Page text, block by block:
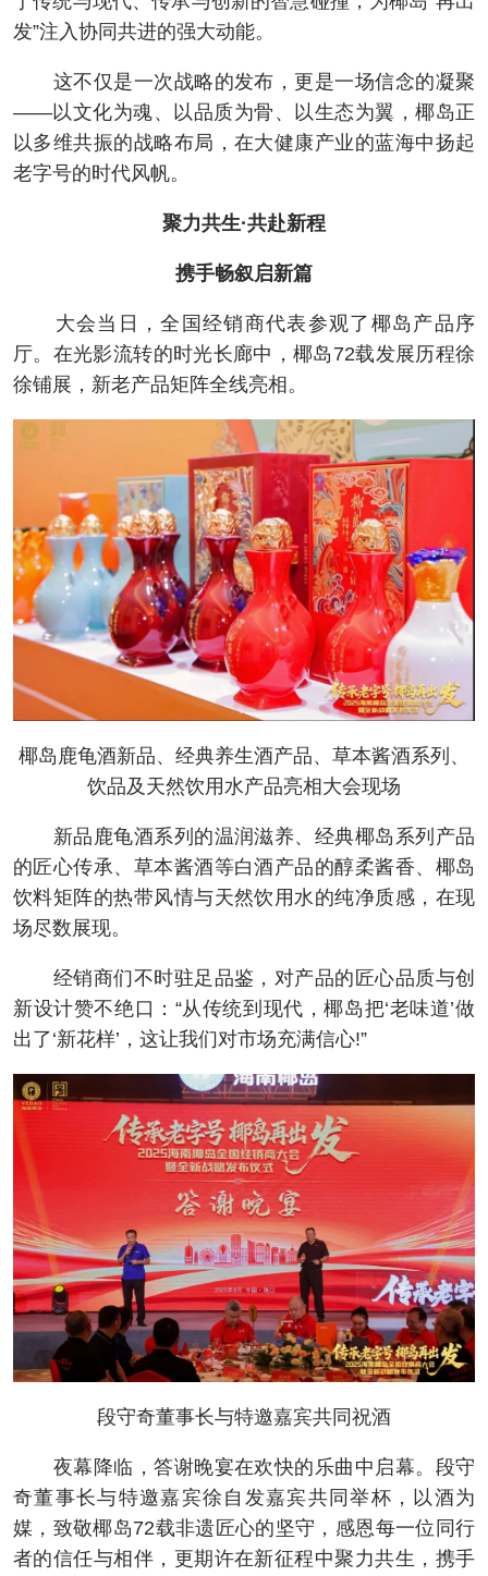
发”注入协同共进的强大动能。
这不仅是一次战略的发布，更是一场信念的凝聚
——以文化为魂、以品质为骨、以生态为翼，椰岛正
以多维共振的战略布局，在大健康产业的蓝海中扬起
老字号的时代风帆。
聚力共生·共赴新程
携手畅叙启新篇
大会当日，全国经销商代表参观了椰岛产品序
厅。在光影流转的时光长廊中，椰岛72载发展历程徐
徐铺展，新老产品矩阵全线亮相。
椰岛鹿龟酒新品、经典养生酒产品、草本酱酒系列、
饮品及天然饮用水产品亮相大会现场
新品鹿龟酒系列的温润滋养、经典椰岛系列产品
的匠心传承、草本酱酒等白酒产品的醇柔酱香、椰岛
饮料矩阵的热带风情与天然饮用水的纯净质感，在现
场尽数展现。
经销商们不时驻足品鉴，对产品的匠心品质与创
新设计赞不绝口：“从传统到现代，椰岛把‘老味道’做
出了‘新花样’，这让我们对市场充满信心!”
段守奇董事长与特邀嘉宾共同祝酒
夜幕降临，答谢晚宴在欢快的乐曲中启幕。段守
奇董事长与特邀嘉宾徐自发嘉宾共同举杯，以酒为
媒，致敬椰岛72载非遗匠心的坚守，感恩每一位同行
者的信任与相伴，更期许在新征程中聚力共生，携手